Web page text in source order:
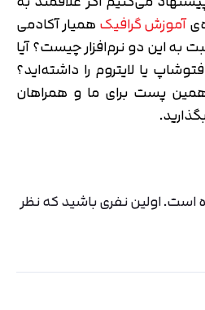
آموزش گرافیکهمیار آکادمی
این دو نرم‌افزار چیست؟ آیا
یا لایتروم را داشته‌اید؟
همین پست برای ما و همراهان
اولین نفری باشید که نظر